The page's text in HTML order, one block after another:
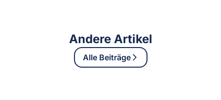
Andere Artikel
Alle Beiträge